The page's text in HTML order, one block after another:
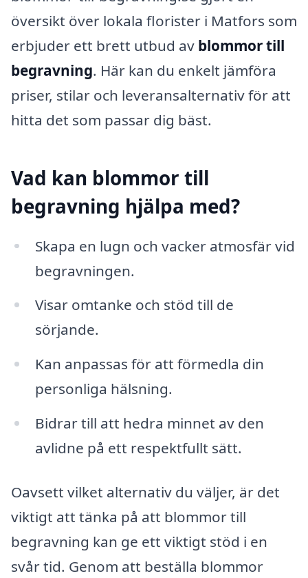
översikt över lokala florister i Matfors som
erbjuder ett brett utbud av blommor till
begravning. Här kan du enkelt jämföra
priser, stilar och leveransalternativ för att
hitta det som passar dig bäst.
Vad kan blommor till
begravning hjälpa med?
Skapa en lugn och vacker atmosfär vid
begravningen.
Visar omtanke och stöd till de
sörjande.
Kan anpassas för att förmedla din
personliga hälsning.
Bidrar till att hedra minnet av den
avlidne på ett respektfullt sätt.
Oavsett vilket alternativ du väljer, är det
viktigt att tänka på att blommor till
begravning kan ge ett viktigt stöd i en
svår tid. Genom att beställa blommor